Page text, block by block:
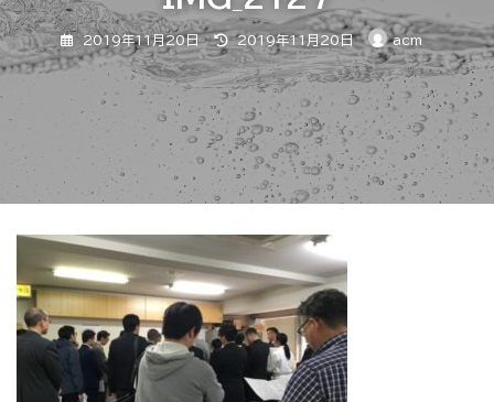
2019年11月20日
最
終
更
新
日
時
2019年11月20日 acm